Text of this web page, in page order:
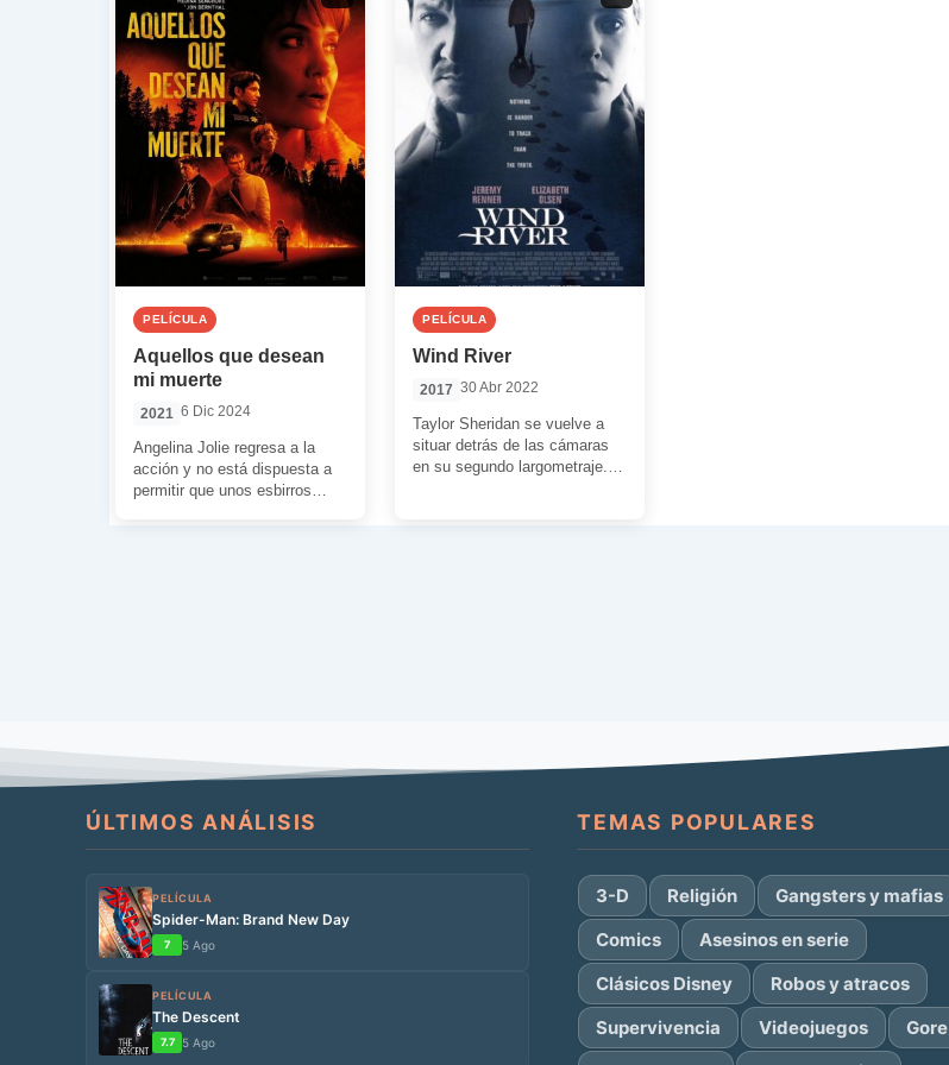
PELÍCULA
Aquellos que desean
mi muerte
2021 6 Dic 2024
Angelina Jolie regresa a la
acción y no está dispuesta a
permitir que unos esbirros
PELÍCULA
Wind River
2017 30 Abr 2022
Taylor Sheridan se vuelve a
situar detrás de las cámaras
en su segundo largometraje.
ÚLTIMOS ANÁLISIS
PELÍCULA
Spider-Man: Brand New Day
7 5 Ago
PELÍCULA
The Descent
7.7 5 Ago
TEMAS POPULARES
3-D Religión
Gangsters y mafias
Comics
Asesinos en serie
Clásicos Disney
Robos y atracos
Supervivencia
Videojuegos
Gore